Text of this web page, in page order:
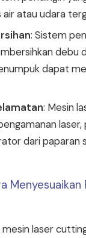
atau udara
: Sistem
debu
dapat
: Mesin
laser,
dari paparan
laser